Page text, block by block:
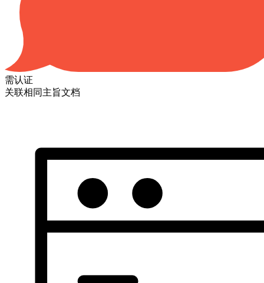
需认证
关联相同主旨文档